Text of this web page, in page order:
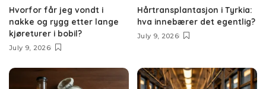
Hvorfor får jeg vondt i
nakke og rygg etter lange
kjøreturer i bobil?
July 9, 2026
Hårtransplantasjon i Tyrkia:
hva innebærer det egentlig?
July 9, 2026